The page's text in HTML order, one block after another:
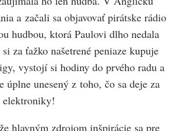
a začali sa objavovať pirátske rádio
hudbou, ktorá Paulovi dlho nedala
za ťažko našetrené peniaze kupuje
vystojí si hodiny do prvého radu a
úplne unesený z toho, čo sa deje za
elektroniky!
hlavným zdrojom inšpirácie sa pre